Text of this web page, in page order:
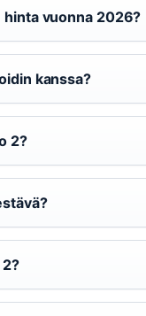
hinta vuonna 2026?
kanssa?
2?